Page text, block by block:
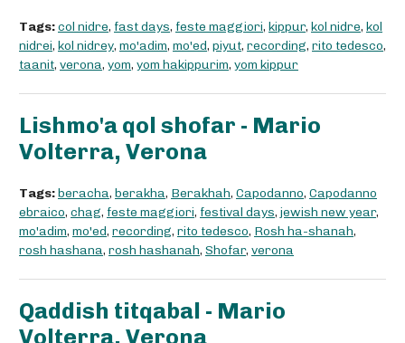
Tags:col nidre, fast days, feste maggiori, kippur, kol nidre, kol
nidrei, kol nidrey, mo'adim, mo'ed, piyut, recording, rito tedesco,
taanit, verona, yom, yom hakippurim, yom kippur
Lishmo'a qol shofar - Mario
Volterra, Verona
Tags:beracha, berakha, Berakhah, Capodanno, Capodanno
ebraico, chag, feste maggiori, festival days, jewish new year,
mo'adim, mo'ed, recording, rito tedesco, Rosh ha-shanah,
rosh hashana, rosh hashanah, Shofar, verona
Qaddish titqabal - Mario
Volterra, Verona